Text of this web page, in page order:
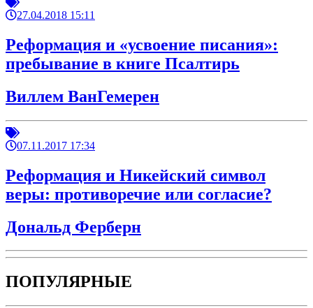
27.04.2018 15:11
Реформация и «усвоение писания»:
пребывание в книге Псалтирь
Виллем ВанГемерен
07.11.2017 17:34
Реформация и Никейский символ
веры: противоречие или согласие?
Дональд Ферберн
ПОПУЛЯРНЫЕ